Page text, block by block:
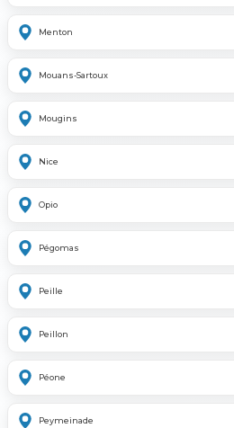
Menton
Mouans-Sartoux
Mougins
Nice
Opio
Pégomas
Peille
Peillon
Péone
Peymeinade